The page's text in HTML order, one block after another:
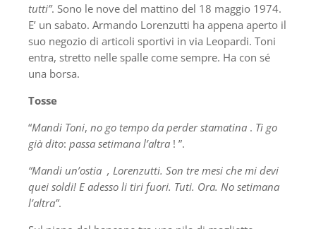
tutti”. Sono le nove del mattino del 18 maggio 1974.
E’ un sabato. Armando Lorenzutti ha appena aperto il
suo negozio di articoli sportivi in via Leopardi. Toni
entra, stretto nelle spalle come sempre. Ha con sé
una borsa.
Tosse
“Mandi Toni, no go tempo da perder stamatina . Ti go
già dito: passa setimana l’altra ! ”.
“Mandi un’ostia , Lorenzutti. Son tre mesi che mi devi
quei soldi! E adesso li tiri fuori. Tuti. Ora. No setimana
l’altra”.